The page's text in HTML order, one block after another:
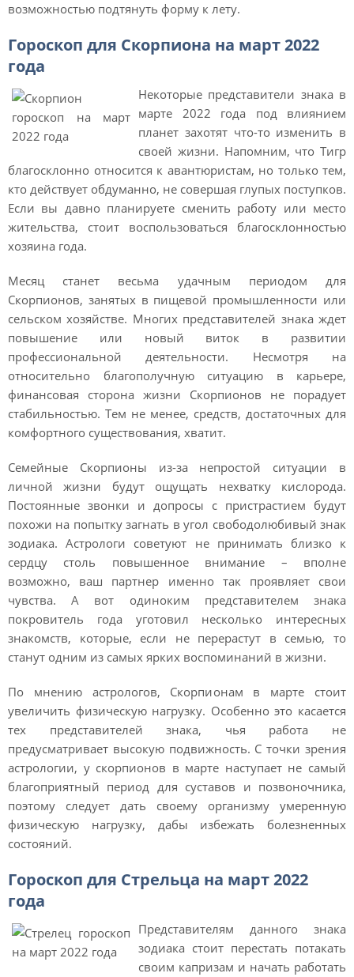
возможностью подтянуть форму к лету.
Гороскоп для Скорпиона на март 2022
года
Некоторые представители знака в
марте 2022 года под влиянием
планет захотят что-то изменить в
своей жизни. Напомним, что Тигр
благосклонно относится к авантюристам, но только тем,
кто действует обдуманно, не совершая глупых поступков.
Если вы давно планируете сменить работу или место
жительства, стоит воспользоваться благосклонностью
хозяина года.
Месяц станет весьма удачным периодом для
Скорпионов, занятых в пищевой промышленности или
сельском хозяйстве. Многих представителей знака ждет
повышение или новый виток в развитии
профессиональной деятельности. Несмотря на
относительно благополучную ситуацию в карьере,
финансовая сторона жизни Скорпионов не порадует
стабильностью. Тем не менее, средств, достаточных для
комфортного существования, хватит.
Семейные Скорпионы из-за непростой ситуации в
личной жизни будут ощущать нехватку кислорода.
Постоянные звонки и допросы с пристрастием будут
похожи на попытку загнать в угол свободолюбивый знак
зодиака. Астрологи советуют не принимать близко к
сердцу столь повышенное внимание – вполне
возможно, ваш партнер именно так проявляет свои
чувства. А вот одиноким представителем знака
покровитель года уготовил несколько интересных
знакомств, которые, если не перерастут в семью, то
станут одним из самых ярких воспоминаний в жизни.
По мнению астрологов, Скорпионам в марте стоит
увеличить физическую нагрузку. Особенно это касается
тех представителей знака, чья работа не
предусматривает высокую подвижность. С точки зрения
астрологии, у скорпионов в марте наступает не самый
благоприятный период для суставов и позвоночника,
поэтому следует дать своему организму умеренную
физическую нагрузку, дабы избежать болезненных
состояний.
Гороскоп для Стрельца на март 2022
года
Представителям данного знака
зодиака стоит перестать потакать
своим капризам и начать работать